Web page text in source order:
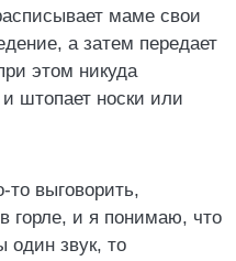
маме свои
а затем передает
этом никуда
штопает носки или
выговорить,
горле, и я понимаю, что
один звук, то